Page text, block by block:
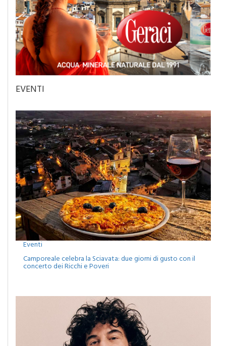
EVENTI
Eventi
Camporeale celebra la Sciavata: due giorni di gusto con il
concerto dei Ricchi e Poveri